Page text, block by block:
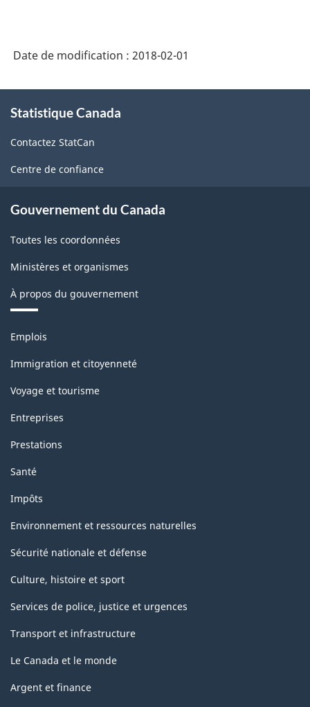
2012
1.0
-
Comptes
d'importation
d'exportation
-
Structure
la
classification
Date de modification : 2018-02-01
propos
ce
site
Statistique Canada
Contactez StatCan
Centre de confiance
Gouvernement du Canada
Toutes les coordonnées
Ministères et organismes
À propos du gouvernement
Thèmes
sujets
Emplois
Immigration et citoyenneté
Voyage et tourisme
Entreprises
Prestations
Santé
Impôts
Environnement et ressources naturelles
Sécurité nationale et défense
Culture, histoire et sport
Services de police, justice et urgences
Transport et infrastructure
Le Canada et le monde
Argent et finance